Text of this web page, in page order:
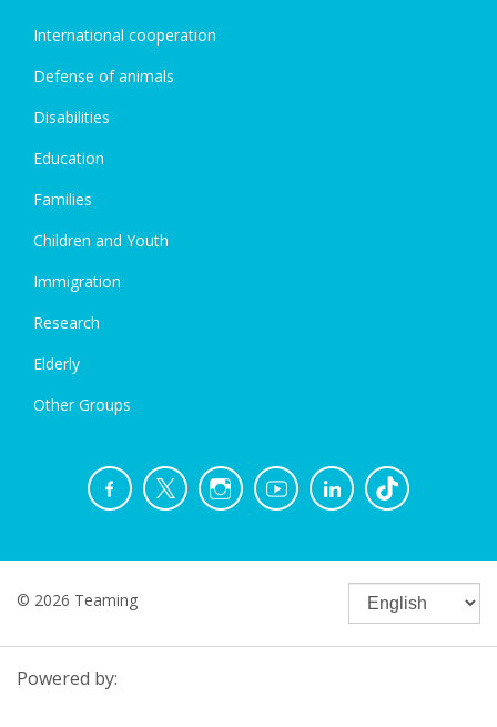
International cooperation
Defense of animals
Disabilities
Education
Families
Children and Youth
Immigration
Research
Elderly
Other Groups
© 2026 Teaming
Powered by: